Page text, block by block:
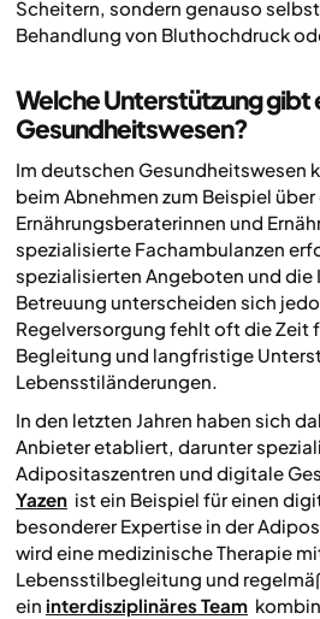
Scheitern, sondern genauso
Behandlung von Bluthochdruck
Welche Unterstützung gibt
Gesundheitswesen?
Im deutschen Gesundheitswesen
beim Abnehmen zum Beispiel über
Ernährungsberaterinnen und
spezialisierte Fachambulanzen
spezialisierten Angeboten und die
Betreuung unterscheiden sich
Regelversorgung fehlt oft die Zeit
Begleitung und langfristige
Lebensstiländerungen.
In den letzten Jahren haben sich
Anbieter etabliert, darunter
Adipositaszentren und digitale
Yazen ist ein Beispiel für einen
besonderer Expertise in der
wird eine medizinische Therapie
Lebensstilbegleitung und
ein interdisziplinäres Team